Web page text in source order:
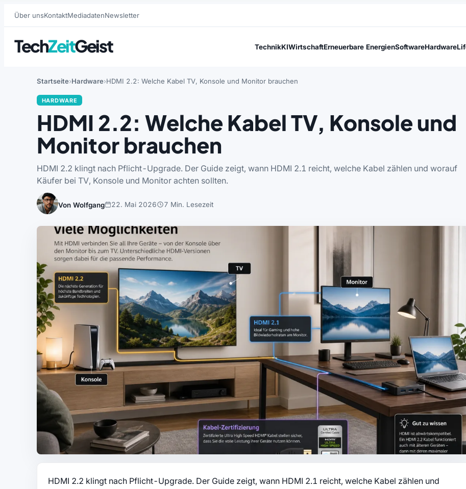
Über unsKontaktMediadatenNewsletter
TechZeitGeist TechnikKIWirtschaftErneuerbare EnergienSoftwareHardware
Startseite Hardware HDMI 2.2: Welche Kabel TV, Konsole und Monitor brauchen
HARDWARE
HDMI 2.2: Welche Kabel TV, Konsole und
Monitor brauchen
HDMI 2.2 klingt nach Pflicht-Upgrade. Der Guide zeigt, wann HDMI 2.1 reicht, welche Kabel zählen und worauf
Käufer bei TV, Konsole und Monitor achten sollten.
Von Wolfgang 22. Mai 2026 7 Min. Lesezeit
HDMI 2.2 klingt nach Pflicht-Upgrade. Der Guide zeigt, wann HDMI 2.1 reicht, welche Kabel zählen und